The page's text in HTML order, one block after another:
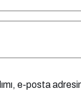
e-posta